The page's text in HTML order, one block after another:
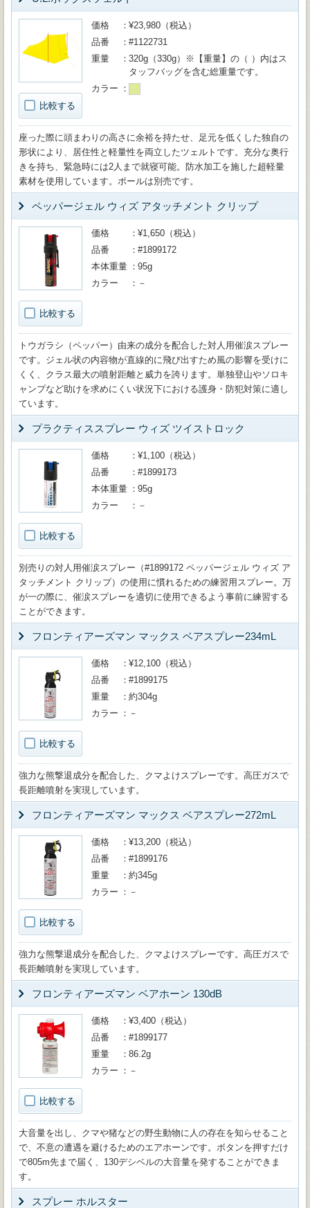
比較する
価格
¥23,980（税込）
品番
#1122731
重量
320g（330g）※【重量】の（ ）内はス
タッフバッグを含む総重量です。
カラー
座った際に頭まわりの高さに余裕を持たせ、足元を低くした独自の
形状により、居住性と軽量性を両立したツェルトです。充分な奥行
きを持ち、緊急時には2人まで就寝可能。防水加工を施した超軽量
素材を使用しています。ポールは別売です。
ペッパージェル ウィズ アタッチメント クリップ
比較する
価格
¥1,650（税込）
品番
#1899172
本体重量
95g
カラー
－
トウガラシ（ペッパー）由来の成分を配合した対人用催涙スプレー
です。ジェル状の内容物が直線的に飛び出すため風の影響を受けに
くく、クラス最大の噴射距離と威力を誇ります。単独登山やソロキ
ャンプなど助けを求めにくい状況下における護身・防犯対策に適し
ています。
プラクティススプレー ウィズ ツイストロック
比較する
価格
¥1,100（税込）
品番
#1899173
本体重量
95g
カラー
－
別売りの対人用催涙スプレー（#1899172 ペッパージェル ウィズ ア
タッチメント クリップ）の使用に慣れるための練習用スプレー。万
が一の際に、催涙スプレーを適切に使用できるよう事前に練習する
ことができます。
フロンティアーズマン マックス ベアスプレー234mL
比較する
価格
¥12,100（税込）
品番
#1899175
重量
約304g
カラー
－
強力な熊撃退成分を配合した、クマよけスプレーです。高圧ガスで
長距離噴射を実現しています。
フロンティアーズマン マックス ベアスプレー272mL
比較する
価格
¥13,200（税込）
品番
#1899176
重量
約345g
カラー
－
強力な熊撃退成分を配合した、クマよけスプレーです。高圧ガスで
長距離噴射を実現しています。
フロンティアーズマン ベアホーン 130dB
比較する
価格
¥3,400（税込）
品番
#1899177
重量
86.2g
カラー
－
大音量を出し、クマや猪などの野生動物に人の存在を知らせること
で、不意の遭遇を避けるためのエアホーンです。ボタンを押すだけ
で805m先まで届く、130デシベルの大音量を発することができま
す。
スプレー ホルスター